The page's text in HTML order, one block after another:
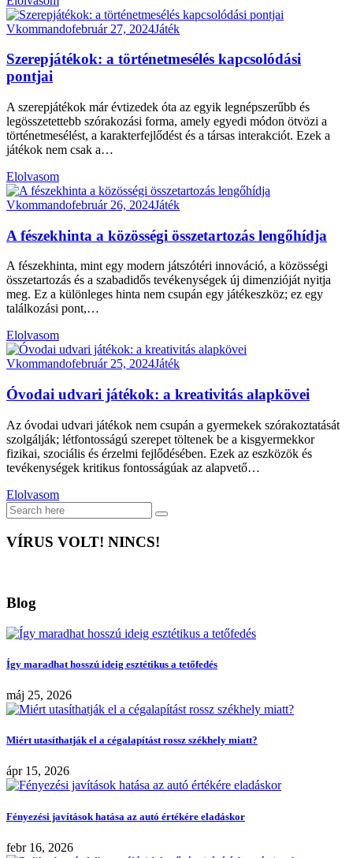
Vkommandofebruár 27, 2024Játék
Szerepjátékok: a történetmesélés kapcsolódási
pontjai
A szerepjátékok már évtizedek óta az egyik legnépszerűbb és
legösszetettebb szórakozási forma, amely egyedi módon ötvözi a
történetmesélést, a karakterfejlődést és a társas interakciót. Ezek a
játékok nem csak a…
Elolvasom
Vkommandofebruár 26, 2024Játék
A fészekhinta a közösségi összetartozás lengőhídja
A fészekhinta, mint egy modern játszótéri innováció, a közösségi
összetartozás és a szabadidős tevékenységek új dimenzióját nyitja
meg. Ez a különleges hinta nem csupán egy játékeszköz; ez egy
találkozási pont,…
Elolvasom
Vkommandofebruár 25, 2024Játék
Óvodai udvari játékok: a kreativitás alapkövei
Az óvodai udvari játékok nem csupán a gyermekek szórakoztatását
szolgálják; létfontosságú szerepet töltenek be a kisgyermekkor
fizikai, szociális és érzelmi fejlődésében. Ezek az eszközök és
tevékenységek kritikus fontosságúak az alapvető…
Elolvasom
VÍRUS VOLT! NINCS!
Blog
Így maradhat hosszú ideig esztétikus a tetőfedés
máj 25, 2026
Miért utasíthatják el a cégalapítást rossz székhely miatt?
ápr 15, 2026
Fényezési javítások hatása az autó értékére eladáskor
febr 16, 2026